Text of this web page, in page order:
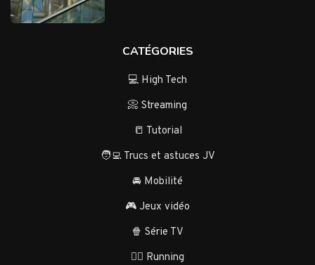
CATÉGORIES
💻 High Tech
📀 Streaming
📒 Tutorial
🧑‍💻 Trucs et astuces JV
🚘 Mobilité
🎮 Jeux vidéo
🍿 Série TV
🏃‍♂️ Running